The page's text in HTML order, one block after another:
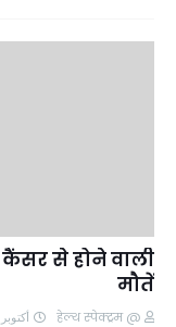
से होने वाली
मौतें
@ हेल्थ स्पेक्ट्रम أكتوبر 26, 2019